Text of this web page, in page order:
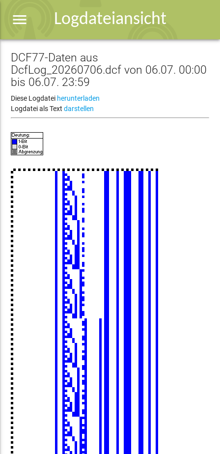
Logdateiansicht
menu
DCF77-Daten aus
DcfLog_20260706.dcf von 06.07. 00:00
bis 06.07. 23:59
Diese Logdatei herunterladen
Logdatei als Textdarstellen